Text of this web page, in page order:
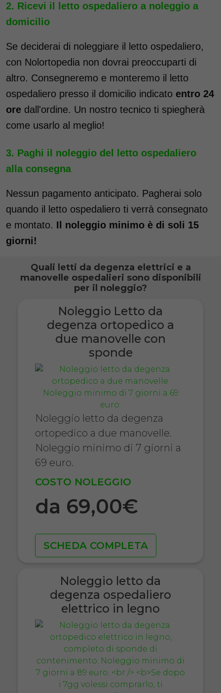
Ricevi il letto ospedaliero a noleggio a
domicilio
Se deciderai di noleggiare il letto ospedaliero,
con Nolortopedia non dovrai preoccuparti di
altro. Consegneremo e monteremo il letto
ospedaliero presso il domicilio indicato entro 24
ore dall'ordine. Un nostro tecnico ti spiegherà
come usarlo al meglio!
Paghi il noleggio del letto ospedaliero
alla consegna
Nessun pagamento anticipato. Pagherai solo
quando il letto ospedaliero ti verrà consegnato
e montato. Il noleggio minimo è di soli 15
giorni!
Quali letti da degenza elettrici e a
manovelle ospedalieri sono disponibili
per il noleggio?
Noleggio Letto da
degenza ortopedico a
due manovelle con
sponde
Noleggio letto da degenza
ortopedico a due manovelle.
Noleggio minimo di 7 giorni a
69 euro.
COSTO NOLEGGIO
da 69,00€
SCHEDA COMPLETA
Noleggio letto da
degenza ospedaliero
elettrico in legno